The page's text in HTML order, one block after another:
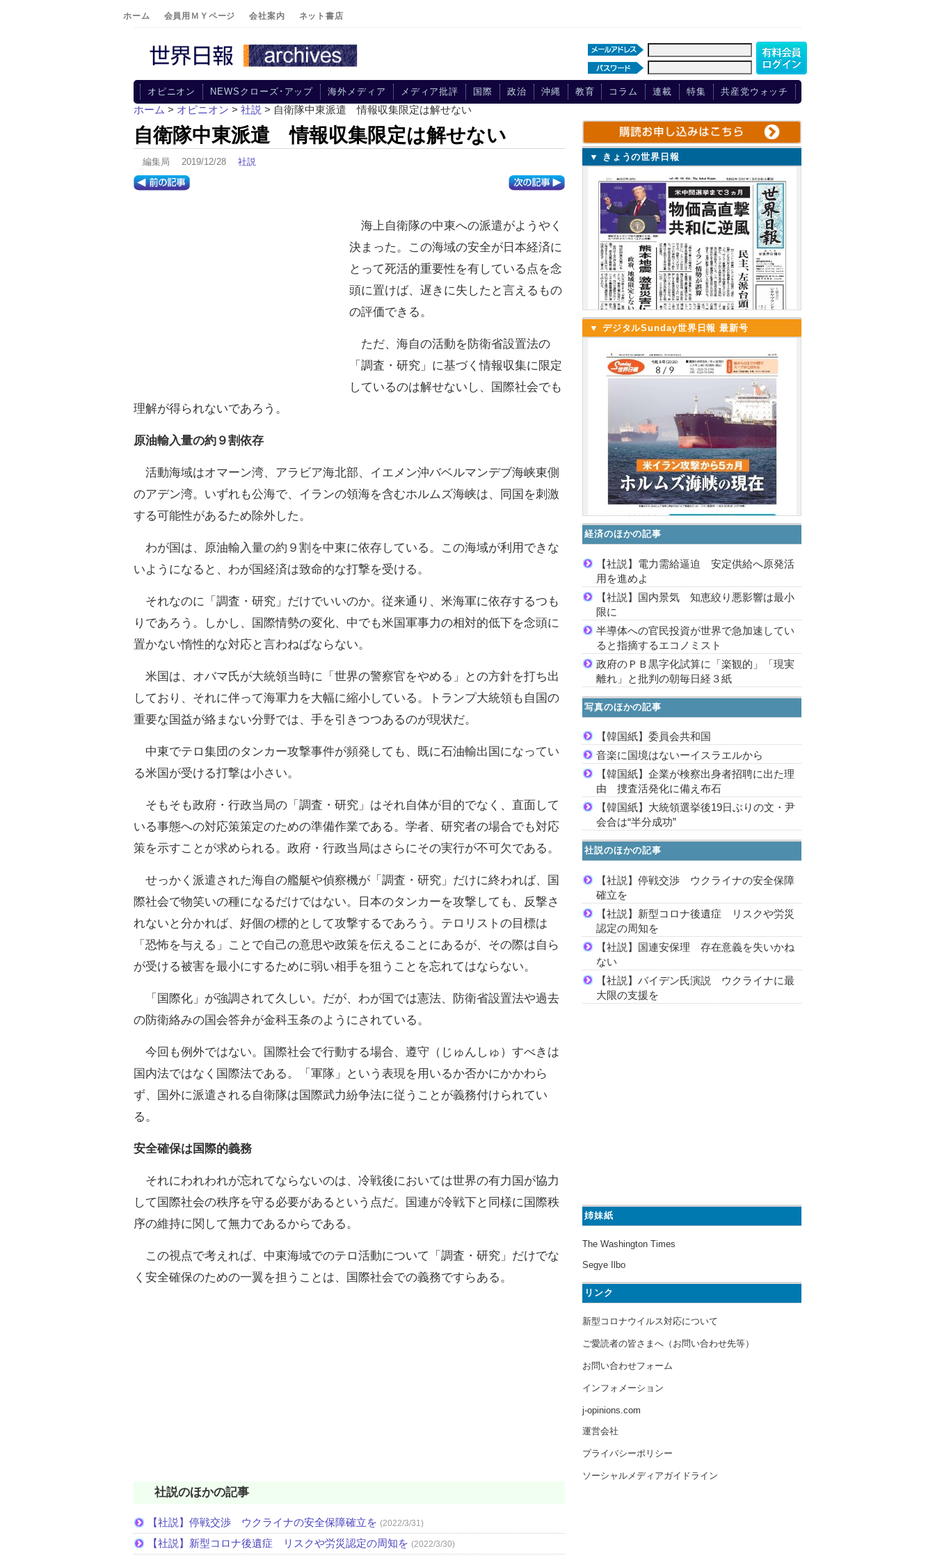
ホーム 会員用ＭＹページ 会社案内 ネット書店
オピニオン NEWSクローズ･アップ 海外メディア メディア批評 国際 政治 沖縄 教育 コラム 連載 特集 共産党ウォッチ
ホーム > オピニオン > 社説 > 自衛隊中東派遣 情報収集限定は解せない
自衛隊中東派遣 情報収集限定は解せない
編集局 2019/12/28 社説
海上自衛隊の中東への派遣がようやく
決まった。この海域の安全が日本経済に
とって死活的重要性を有している点を念
頭に置けば、遅きに失したと言えるもの
の評価できる。
ただ、海自の活動を防衛省設置法の
「調査・研究」に基づく情報収集に限定
しているのは解せないし、国際社会でも
理解が得られないであろう。
原油輸入量の約９割依存
活動海域はオマーン湾、アラビア海北部、イエメン沖バベルマンデブ海峡東側
のアデン湾。いずれも公海で、イランの領海を含むホルムズ海峡は、同国を刺激
する可能性があるため除外した。
わが国は、原油輸入量の約９割を中東に依存している。この海域が利用できな
いようになると、わが国経済は致命的な打撃を受ける。
それなのに「調査・研究」だけでいいのか。従来通り、米海軍に依存するつも
りであろう。しかし、国際情勢の変化、中でも米国軍事力の相対的低下を念頭に
置かない惰性的な対応と言わねばならない。
米国は、オバマ氏が大統領当時に「世界の警察官をやめる」との方針を打ち出
しており、それに伴って海軍力を大幅に縮小している。トランプ大統領も自国の
重要な国益が絡まない分野では、手を引きつつあるのが現状だ。
中東でテロ集団のタンカー攻撃事件が頻発しても、既に石油輸出国になってい
る米国が受ける打撃は小さい。
そもそも政府・行政当局の「調査・研究」はそれ自体が目的でなく、直面して
いる事態への対応策策定のための準備作業である。学者、研究者の場合でも対応
策を示すことが求められる。政府・行政当局はさらにその実行が不可欠である。
せっかく派遣された海自の艦艇や偵察機が「調査・研究」だけに終われば、国
際社会で物笑いの種になるだけではない。日本のタンカーを攻撃しても、反撃さ
れないと分かれば、好個の標的として攻撃するであろう。テロリストの目標は
「恐怖を与える」ことで自己の意思や政策を伝えることにあるが、その際は自ら
が受ける被害を最小にするために弱い相手を狙うことを忘れてはならない。
「国際化」が強調されて久しい。だが、わが国では憲法、防衛省設置法や過去
の防衛絡みの国会答弁が金科玉条のようにされている。
今回も例外ではない。国際社会で行動する場合、遵守（じゅんしゅ）すべきは
国内法ではなく国際法である。「軍隊」という表現を用いるか否かにかかわら
ず、国外に派遣される自衛隊は国際武力紛争法に従うことが義務付けられてい
る。
安全確保は国際的義務
それにわれわれが忘れてならないのは、冷戦後においては世界の有力国が協力
して国際社会の秩序を守る必要があるという点だ。国連が冷戦下と同様に国際秩
序の維持に関して無力であるからである。
この視点で考えれば、中東海域でのテロ活動について「調査・研究」だけでな
く安全確保のための一翼を担うことは、国際社会での義務ですらある。
社説のほかの記事
【社説】停戦交渉 ウクライナの安全保障確立を (2022/3/31)
【社説】新型コロナ後遺症 リスクや労災認定の周知を (2022/3/30)
▼ きょうの世界日報
▼ デジタルSunday世界日報 最新号
経済のほかの記事
【社説】電力需給逼迫 安定供給へ原発活
用を進めよ
【社説】国内景気 知恵絞り悪影響は最小
限に
半導体への官民投資が世界で急加速してい
ると指摘するエコノミスト
政府のＰＢ黒字化試算に「楽観的」「現実
離れ」と批判の朝毎日経３紙
写真のほかの記事
【韓国紙】委員会共和国
音楽に国境はないーイスラエルから
【韓国紙】企業が検察出身者招聘に出た理
由 捜査活発化に備え布石
【韓国紙】大統領選挙後19日ぶりの文・尹
会合は“半分成功”
社説のほかの記事
【社説】停戦交渉 ウクライナの安全保障
確立を
【社説】新型コロナ後遺症 リスクや労災
認定の周知を
【社説】国連安保理 存在意義を失いかね
ない
【社説】バイデン氏演説 ウクライナに最
大限の支援を
姉妹紙
The Washington Times
Segye Ilbo
リンク
新型コロナウイルス対応について
ご愛読者の皆さまへ（お問い合わせ先等）
お問い合わせフォーム
インフォメーション
j-opinions.com
運営会社
プライバシーポリシー
ソーシャルメディアガイドライン